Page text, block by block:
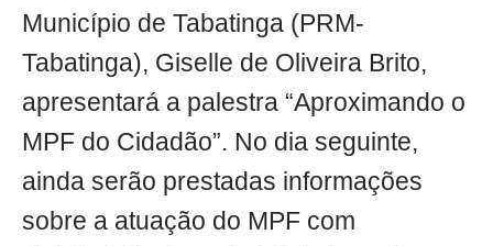
Município de Tabatinga (PRM-
Tabatinga), Giselle de Oliveira Brito,
apresentará a palestra “Aproximando o
MPF do Cidadão”. No dia seguinte,
ainda serão prestadas informações
sobre a atuação do MPF com